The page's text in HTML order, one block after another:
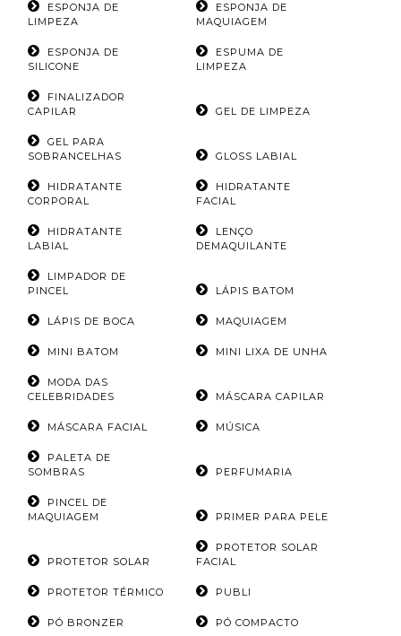
ESPONJA DE
LIMPEZA
ESPONJA DE
MAQUIAGEM
ESPONJA DE
SILICONE
ESPUMA DE
LIMPEZA
FINALIZADOR
CAPILAR
GEL DE LIMPEZA
GEL PARA
SOBRANCELHAS
GLOSS LABIAL
HIDRATANTE
CORPORAL
HIDRATANTE
FACIAL
HIDRATANTE
LABIAL
LENÇO
DEMAQUILANTE
LIMPADOR DE
PINCEL
LÁPIS BATOM
LÁPIS DE BOCA MAQUIAGEM
MINI BATOM MINI LIXA DE UNHA
MODA DAS
CELEBRIDADES
MÁSCARA CAPILAR
MÁSCARA FACIAL MÚSICA
PALETA DE
SOMBRAS
PERFUMARIA
PINCEL DE
MAQUIAGEM
PRIMER PARA PELE
PROTETOR SOLAR
PROTETOR SOLAR
FACIAL
PROTETOR TÉRMICO PUBLI
PÓ BRONZER PÓ COMPACTO